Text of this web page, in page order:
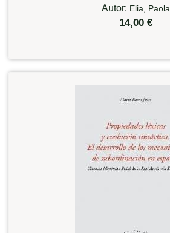
Autor: Elia, Paola
14,00 €